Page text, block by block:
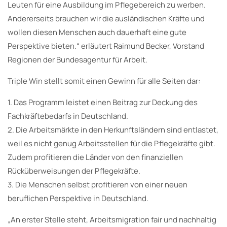
Leuten für eine Ausbildung im Pflegebereich zu werben.
Andererseits brauchen wir die ausländischen Kräfte und
wollen diesen Menschen auch dauerhaft eine gute
Perspektive bieten.“ erläutert Raimund Becker, Vorstand
Regionen der Bundesagentur für Arbeit.
Triple Win stellt somit einen Gewinn für alle Seiten dar:
1. Das Programm leistet einen Beitrag zur Deckung des
Fachkräftebedarfs in Deutschland.
2. Die Arbeitsmärkte in den Herkunftsländern sind entlastet,
weil es nicht genug Arbeitsstellen für die Pflegekräfte gibt.
Zudem profitieren die Länder von den finanziellen
Rücküberweisungen der Pflegekräfte.
3. Die Menschen selbst profitieren von einer neuen
beruflichen Perspektive in Deutschland.
„An erster Stelle steht, Arbeitsmigration fair und nachhaltig